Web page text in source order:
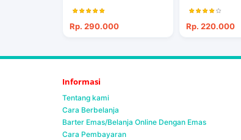
Rp. 290.000 Rp. 220.000
Informasi
Tentang kami
Cara Berbelanja
Barter Emas/Belanja Online Dengan Emas
Cara Pembayaran